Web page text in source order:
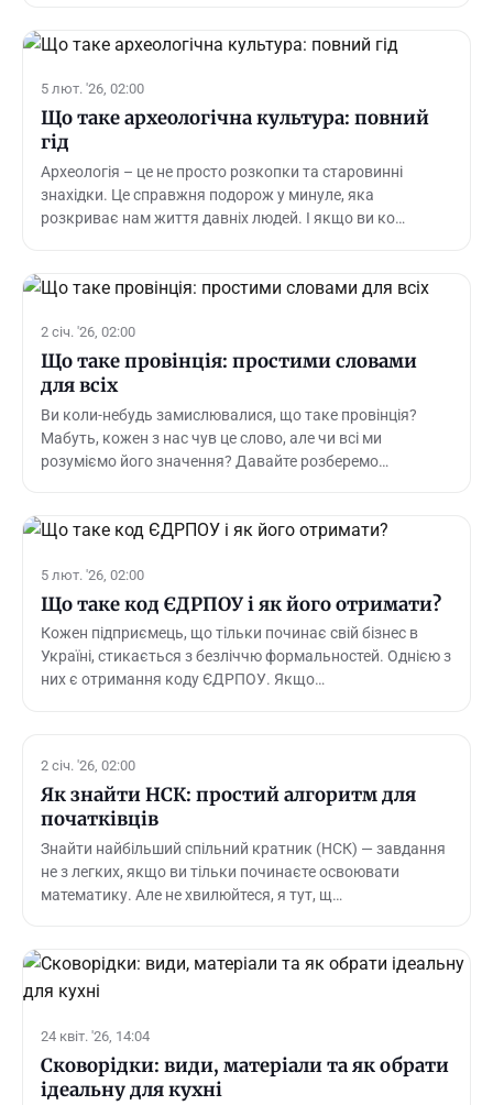
5 лют. '26, 02:00
Що таке археологічна культура: повний
гід
Археологія – це не просто розкопки та старовинні
знахідки. Це справжня подорож у минуле, яка
розкриває нам життя давніх людей. І якщо ви ко…
2 січ. '26, 02:00
Що таке провінція: простими словами
для всіх
Ви коли-небудь замислювалися, що таке провінція?
Мабуть, кожен з нас чув це слово, але чи всі ми
розуміємо його значення? Давайте розберемо…
5 лют. '26, 02:00
Що таке код ЄДРПОУ і як його отримати?
Кожен підприємець, що тільки починає свій бізнес в
Україні, стикається з безліччю формальностей. Однією з
них є отримання коду ЄДРПОУ. Якщо…
2 січ. '26, 02:00
Як знайти НСК: простий алгоритм для
початківців
Знайти найбільший спільний кратник (НСК) — завдання
не з легких, якщо ви тільки починаєте освоювати
математику. Але не хвилюйтеся, я тут, щ…
24 квіт. '26, 14:04
Сковорідки: види, матеріали та як обрати
ідеальну для кухні